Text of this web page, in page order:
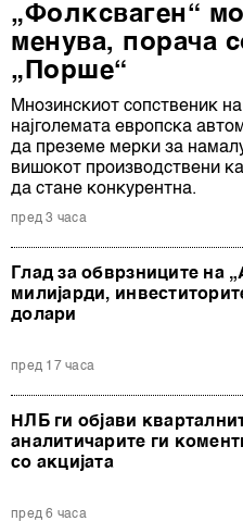
„Фолксваген“
менува, порача
„Порше“
Мнозинскиот сопственик
најголемата европска
да преземе мерки за
вишокот производствени
да стане конкурентна.
пред 3 часа
Глад за обврзниците на
милијарди,
долари
пред 17 часа
НЛБ ги објави
аналитичарите ги
со акцијата
пред 6 часа